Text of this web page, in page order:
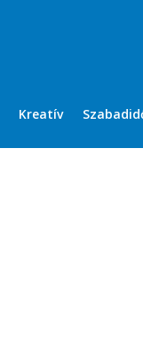
Kreatív